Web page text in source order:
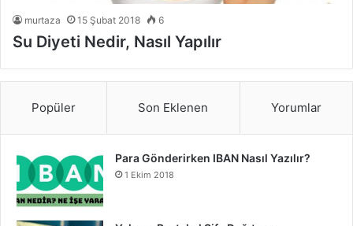
murtaza 15 Şubat 2018 6
Su Diyeti Nedir, Nasıl Yapılır
Popüler Son Eklenen Yorumlar
Para Gönderirken IBAN Nasıl Yazılır?
1 Ekim 2018